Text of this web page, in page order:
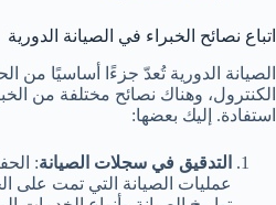
اتباع نصائح الخبراء في الصيانة الدورية
الصيانة الدورية تُعدّ جزءًا أساسيًا من
الكنترول، وهناك نصائح مختلفة من
استفادة. إليك بعضها:
التدقيق في سجلات الصيانة:
عمليات الصيانة التي تمت